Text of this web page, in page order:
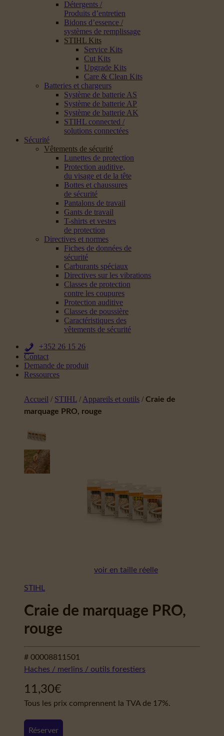
Détergents /
Produits d’entretien
Bidons d’essence /
systèmes de remplissage
STIHL Kits
Service Kits
Cut Kits
Upgrade Kits
Care & Clean Kits
Batteries et chargeurs
Système de batterie AS
Système de batterie AP
Système de batterie AK
STIHL connected /
solutions connectées
Sécurité
Vêtements de sécurité
Lunettes de protection
Protection auditive,
du visage et de la tête
Bottes et chaussures
de sécurité
Pantalons de travail
Gants de travail
T-shirts et vestes
de protection
Directives et normes
Fiches de données de
sécurité
Carburants spéciaux
Directives sur les vibrations
Classes de protection
contre les coupures
Protection auditive
Classes de poussière
Caractéristiques des
vêtements de sécurité
+352 26 15 26
Contact
Demande de produit
Ressources
Accueil / STIHL / Appareils et outils / Craie de
marquage PRO, rouge
voir en taille réelle
STIHL
Craie de marquage PRO,
rouge
# 00008811501
Haches / merlins / outils forestiers
11,30€
Tous les prix comprennent la TVA de 17%.
Réserver